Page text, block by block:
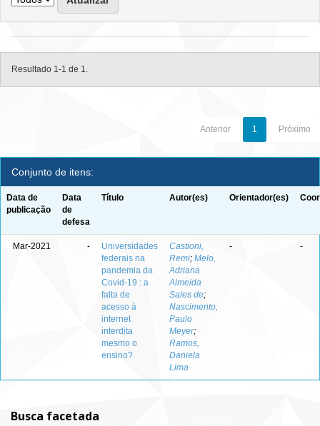
Resultado 1-1 de 1.
Anterior 1 Próximo
Conjunto de itens:
Data de
publicação
Data
de
defesa
Título Autor(es) Orientador(es)
Mar-2021 -
Universidades
federais na
pandemia da
Covid-19 : a
falta de
acesso à
internet
interdita
mesmo o
ensino?
Castioni,
Remi; Melo,
Adriana
Almeida
Sales de;
Nascimento,
Paulo
Meyer;
Ramos,
Daniela
Lima
- -
Busca facetada